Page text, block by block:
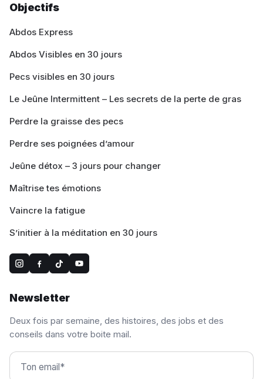
Objectifs
Abdos Express
Abdos Visibles en 30 jours
Pecs visibles en 30 jours
Le Jeûne Intermittent – Les secrets de la perte de gras
Perdre la graisse des pecs
Perdre ses poignées d’amour
Jeûne détox – 3 jours pour changer
Maîtrise tes émotions
Vaincre la fatigue
S’initier à la méditation en 30 jours
Newsletter
Deux fois par semaine, des histoires, des jobs et des
conseils dans votre boite mail.